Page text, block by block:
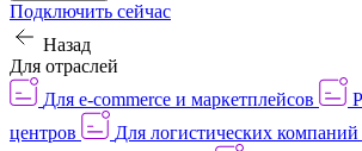
Подключить сейчас
Назад
Для отраслей
Для e-commerce и маркетплейсов
центров
Для логистических компаний